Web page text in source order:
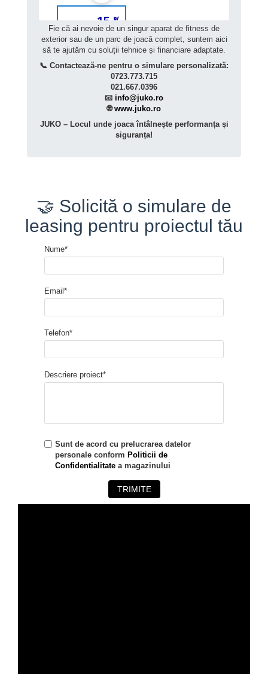
Fie că ai nevoie de un singur aparat de fitness de
exterior sau de un parc de joacă complet, suntem aici
să te ajutăm cu soluții tehnice și financiare adaptate.
📞 Contactează-ne pentru o simulare personalizată:
0723.773.715
021.667.0396
📧 info@juko.ro
🌐www.juko.ro
JUKO – Locul unde joaca întâlnește performanța și
siguranța!
🤝 Solicită o simulare de
leasing pentru proiectul tău
Nume*
Email*
Telefon*
Descriere proiect*
Sunt de acord cu prelucrarea datelor
personale conform Politicii de
Confidentialitate a magazinului
TRIMITE